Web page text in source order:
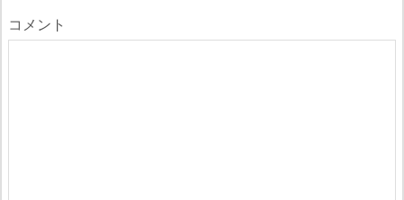
コメント